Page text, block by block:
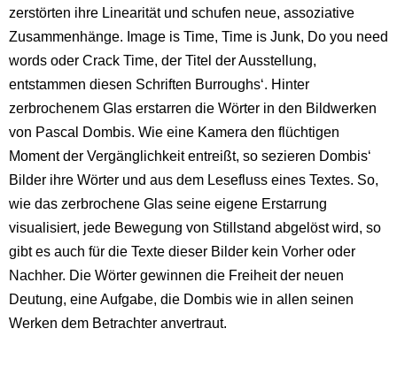
zerstörten ihre Linearität und schufen neue, assoziative
Zusammenhänge. Image is Time, Time is Junk, Do you need
words oder Crack Time, der Titel der Ausstellung,
entstammen diesen Schriften Burroughs‘. Hinter
zerbrochenem Glas erstarren die Wörter in den Bildwerken
von Pascal Dombis. Wie eine Kamera den flüchtigen
Moment der Vergänglichkeit entreißt, so sezieren Dombis‘
Bilder ihre Wörter und aus dem Lesefluss eines Textes. So,
wie das zerbrochene Glas seine eigene Erstarrung
visualisiert, jede Bewegung von Stillstand abgelöst wird, so
gibt es auch für die Texte dieser Bilder kein Vorher oder
Nachher. Die Wörter gewinnen die Freiheit der neuen
Deutung, eine Aufgabe, die Dombis wie in allen seinen
Werken dem Betrachter anvertraut.